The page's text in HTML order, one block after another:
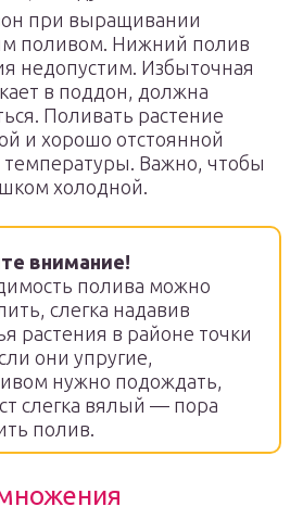
при выращивании
поливом. Нижний полив
недопустим. Избыточная
в поддон, должна
Поливать растение
и хорошо отстоянной
Важно, чтобы
холодной.
внимание!
полива можно
слегка надавив
растения в районе точки
они упругие,
нужно подождать,
слегка вялый — пора
полив.